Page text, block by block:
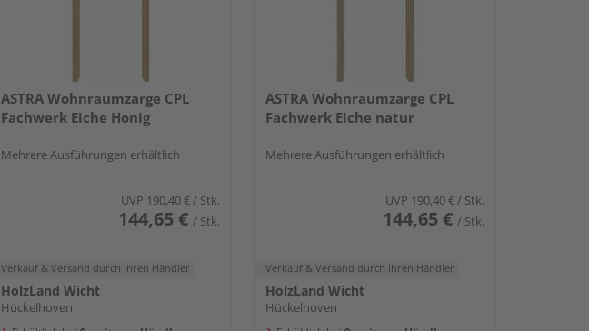
ASTRA Wohnraumzarge CPL
Fachwerk Eiche Honig
Mehrere Ausführungen erhältlich
UVP 190,40 €/ Stk.
144,65 € / Stk.
Verkauf & Versand durch Ihren Händler
HolzLand Wicht
Hückelhoven
ASTRA Wohnraumzarge CPL
Fachwerk Eiche natur
Mehrere Ausführungen erhältlich
UVP 190,40 €/ Stk.
144,65 € / Stk.
Verkauf & Versand durch Ihren Händler
HolzLand Wicht
Hückelhoven